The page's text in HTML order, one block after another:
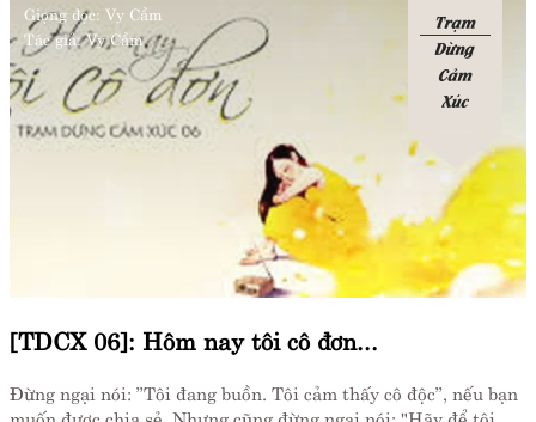
Giọng đọc: Vy Cầm
Tác giả: Vy Cầm
Trạm
Dừng
Cảm
Xúc
[TDCX 06]: Hôm nay tôi cô đơn...
Đừng ngại nói: ”Tôi đang buồn. Tôi cảm thấy cô độc”, nếu bạn
muốn được chia sẻ. Nhưng cũng đừng ngại nói: "Hãy để tôi